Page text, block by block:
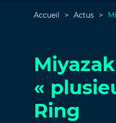
Accueil Actus
«
Ring